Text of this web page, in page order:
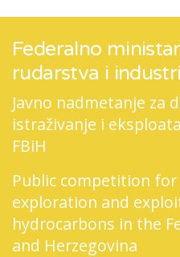
Federalno
rudarstva i
Javno nadmetanje za
istraživanje i
FBiH
Public competition
exploration and
hydrocarbons in the
and Herzegovina